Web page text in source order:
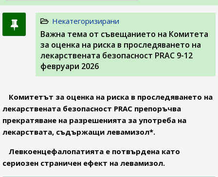
Некатегоризирани
Важна тема от съвещанието на Комитета
за оценка на риска в проследяването на
лекарствената безопасност PRAC 9-12
февруари 2026
Комитетът за оценка на риска в проследяването на
лекарствената безопасност PRAC препоръчва
прекратяване на разрешенията за употреба на
лекарствата, съдържащи левамизол*.
Левкоенцефалопатията е потвърдена като
сериозен страничен ефект на левамизол.